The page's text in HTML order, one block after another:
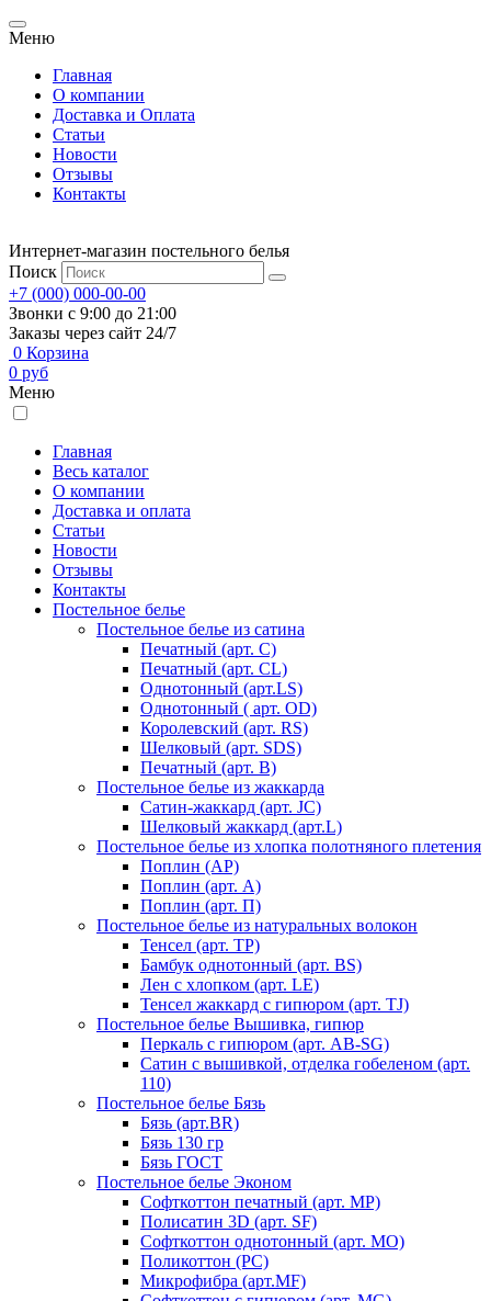
Меню
Главная
О компании
Доставка и Оплата
Статьи
Новости
Отзывы
Контакты
Интернет-магазин постельного белья
Поиск
+7 (000) 000-00-00
Звонки с 9:00 до 21:00
Заказы через сайт 24/7
0 Корзина
0 руб
Меню
Главная
Весь каталог
О компании
Доставка и оплата
Статьи
Новости
Отзывы
Контакты
Постельное белье
Постельное белье из сатина
Печатный (арт. С)
Печатный (арт. СL)
Однотонный (арт.LS)
Однотонный ( арт. OD)
Королевский (арт. RS)
Шелковый (арт. SDS)
Печатный (арт. В)
Постельное белье из жаккарда
Сатин-жаккард (арт. JC)
Шелковый жаккард (арт.L)
Постельное белье из хлопка полотняного плетения
Поплин (AP)
Поплин (арт. А)
Поплин (арт. П)
Постельное белье из натуральных волокон
Тенсел (арт. ТР)
Бамбук однотонный (арт. BS)
Лен с хлопком (арт. LE)
Тенсел жаккард с гипюром (арт. TJ)
Постельное белье Вышивка, гипюр
Перкаль с гипюром (арт. AB-SG)
Сатин с вышивкой, отделка гобеленом (арт.
110)
Постельное белье Бязь
Бязь (арт.BR)
Бязь 130 гр
Бязь ГОСТ
Постельное белье Эконом
Софткоттон печатный (арт. MР)
Полисатин 3D (арт. SF)
Софткоттон однотонный (арт. MO)
Поликоттон (PC)
Микрофибра (арт.MF)